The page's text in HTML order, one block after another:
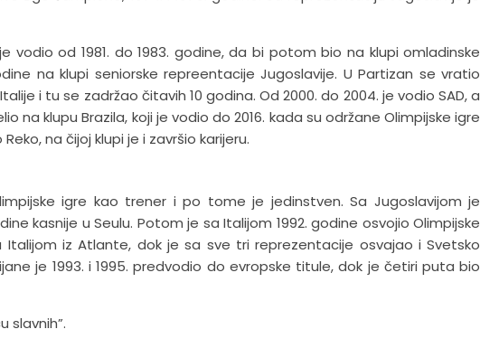
vodio od 1981. do 1983. godine, da bi potom bio na klupi omladinske
na klupi seniorske repreentacije Jugoslavije. U Partizan se vratio
i tu se zadržao čitavih 10 godina. Od 2000. do 2004. je vodio SAD, a
na klupu Brazila, koji je vodio do 2016. kada su održane Olimpijske igre
na čijoj klupi je i završio karijeru.
igre kao trener i po tome je jedinstven. Sa Jugoslavijom je
kasnije u Seulu. Potom je sa Italijom 1992. godine osvojio Olimpijske
Italijom iz Atlante, dok je sa sve tri reprezentacije osvajao i Svetsko
je 1993. i 1995. predvodio do evropske titule, dok je četiri puta bio
slavnih”.